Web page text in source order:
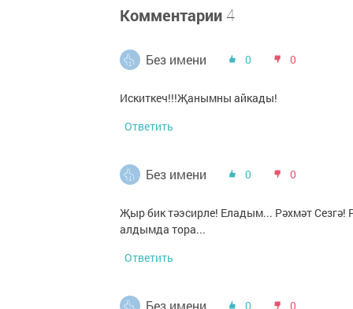
Комментарии4
Без имени 0 0
Искиткеч!!!Җанымны айкады!
Ответить
Без имени 0 0
Җыр бик тәэсирле! Еладым... Рәхмәт
алдымда тора...
Ответить
Без имени 0 0